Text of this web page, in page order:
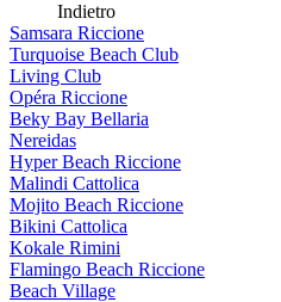
Indietro
Samsara Riccione
Turquoise Beach Club
Living Club
Opéra Riccione
Beky Bay Bellaria
Nereidas
Hyper Beach Riccione
Malindi Cattolica
Mojito Beach Riccione
Bikini Cattolica
Kokale Rimini
Flamingo Beach Riccione
Beach Village